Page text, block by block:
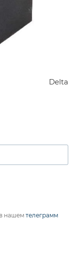
Delta
нашем телеграмм